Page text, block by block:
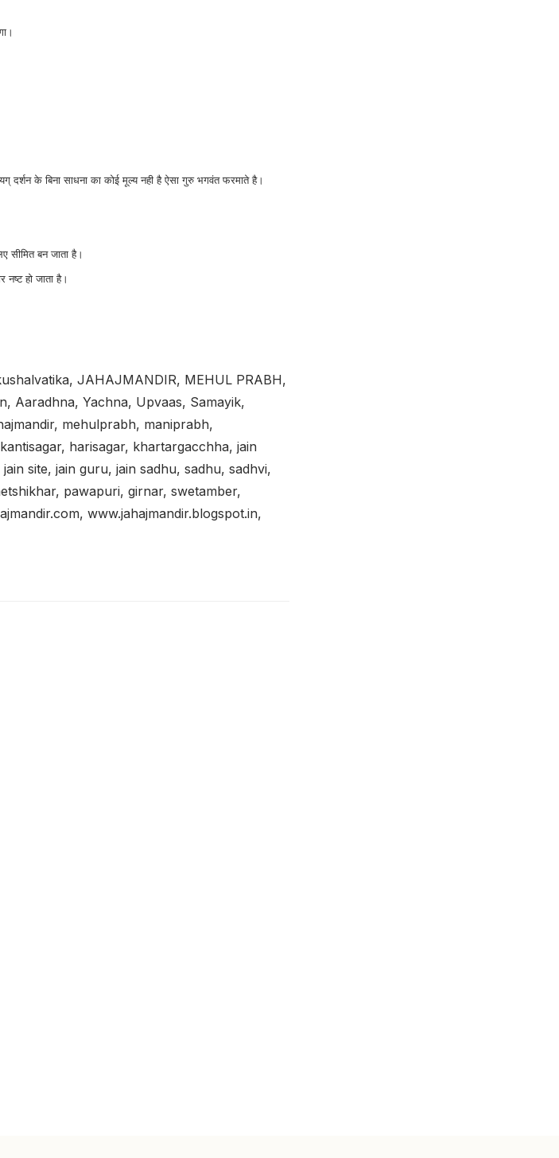
के बिना साधना का कोई मूल्य नही है ऐसा गुरु भगवंत फरमाते है।
सीमित बन जाता है।
हो जाता है।
JAHAJMANDIR, MEHUL PRABH,
Aaradhna, Yachna, Upvaas, Samayik,
mehulprabh, maniprabh,
harisagar, khartargacchha, jain
site, jain guru, jain sadhu, sadhu, sadhvi,
pawapuri, girnar, swetamber,
www.jahajmandir.blogspot.in,